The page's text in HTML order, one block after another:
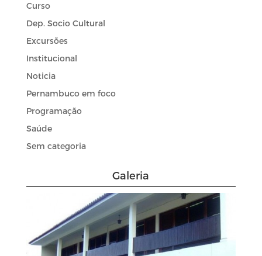
Curso
Dep. Socio Cultural
Excursões
Institucional
Noticia
Pernambuco em foco
Programação
Saúde
Sem categoria
Galeria